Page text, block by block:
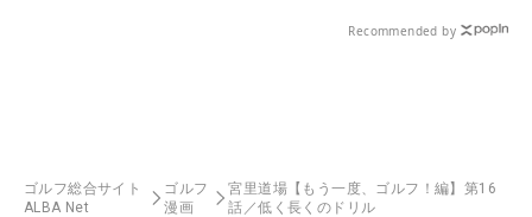
Recommended by
ゴルフ総合サイト
ALBA Net
ゴルフ
漫画
宮里道場【もう一度、ゴルフ！編】第16
話／低く長くのドリル